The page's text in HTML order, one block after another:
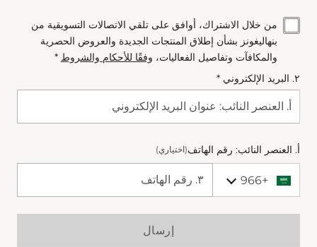
من خلال الاشتراك، أوافق على تلقي الاتصالات التسويقية من
بنهاليغونز بشأن إطلاق المنتجات الجديدة والعروض الحصرية
والمكافآت وتفاصيل الفعاليات، وفقًا للأحكام والشروط *
٢. البريد الإلكتروني *
أ. العنصر النائب: رقم الهاتف(اختياري)
+966
+966 Saudi Arabia (‫المملكة العربية السعودية‬‎)
Phone Number
إرسال